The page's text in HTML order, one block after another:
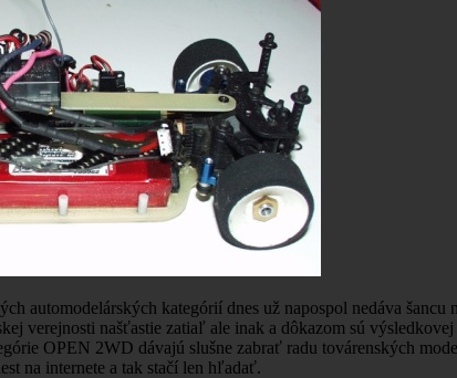
automodelárských kategórií dnes už napospol nedáva
verejnosti našťastie zatiaľ ale inak a dôkazom sú
OPEN 2WD dávajú slušne zabrať radu továrenských
na internete a tak stačí len hľadať.